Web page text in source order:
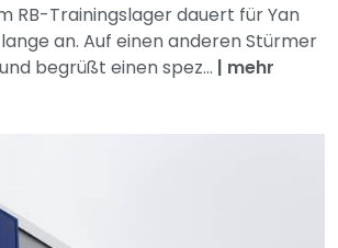
RB-Trainingslager dauert für Yan
an. Auf einen anderen Stürmer
begrüßt einen spez... | mehr